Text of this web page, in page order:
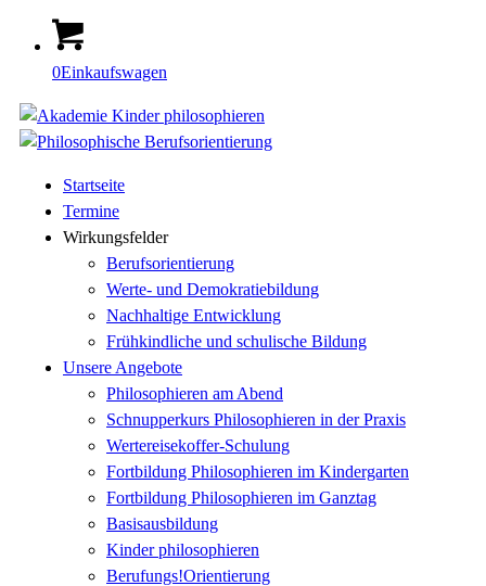
0Einkaufswagen
Startseite
Termine
Wirkungsfelder
Berufsorientierung
Werte- und Demokratiebildung
Nachhaltige Entwicklung
Frühkindliche und schulische Bildung
Unsere Angebote
Philosophieren am Abend
Schnupperkurs Philosophieren in der Praxis
Wertereisekoffer-Schulung
Fortbildung Philosophieren im Kindergarten
Fortbildung Philosophieren im Ganztag
Basisausbildung
Kinder philosophieren
Berufungs!Orientierung